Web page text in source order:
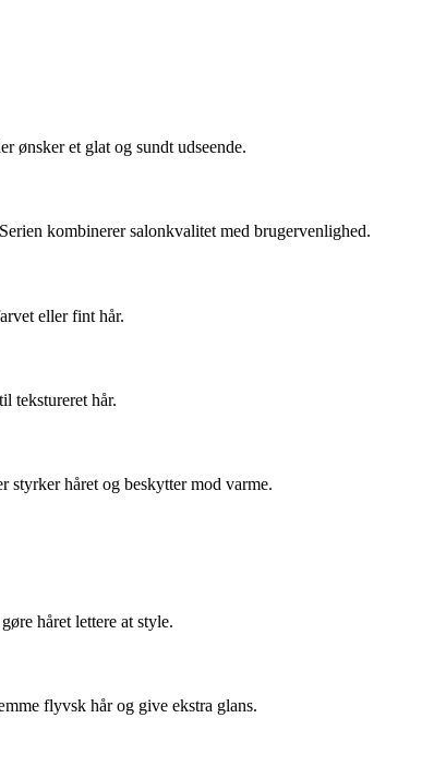
ønsker et glat og sundt udseende.
kombinerer salonkvalitet med brugervenlighed.
eller fint hår.
tekstureret hår.
styrker håret og beskytter mod varme.
håret lettere at style.
flyvsk hår og give ekstra glans.